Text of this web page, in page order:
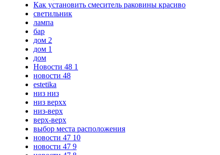
Как установить смеситель раковины красиво
светильник
лампа
бар
дом 2
дом 1
дом
Новости 48 1
новости 48
estetika
низ низ
низ верхх
низ-верх
верх-верх
выбор места расположения
новости 47 10
новости 47 9